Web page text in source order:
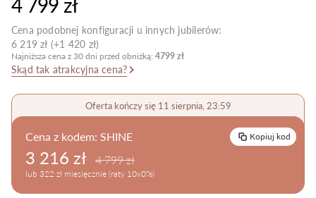
Cena podobnej konfiguracji u innych jubilerów:
6 219 zł (+1 420 zł)
Najniższa cena z 30 dni przed obniżką: 4799 zł
Skąd tak atrakcyjna cena?
Oferta kończy się 11 sierpnia, 23:59
Cena z kodem: SHINE Kopiuj kod
3 216 zł 4 799 zł
lub 322 zł miesięcznie (raty 10x0%)